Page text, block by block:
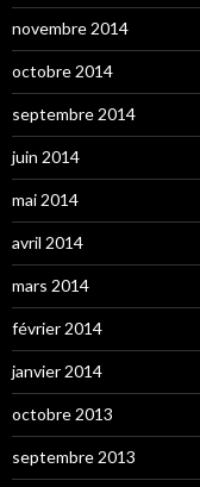
novembre 2014
octobre 2014
septembre 2014
juin 2014
mai 2014
avril 2014
mars 2014
février 2014
janvier 2014
octobre 2013
septembre 2013